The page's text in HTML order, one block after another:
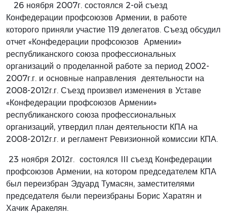
26 ноября 2007г. состоялся 2-ой съезд
Конфедерации профсоюзов Армении, в работе
которого приняли участие 119 делегатов. Съезд обсудил
отчет «Конфедерации профсоюзов Армении»
республиканского союза профессиональных
организаций о проделанной работе за период 2002-
2007г.г. и основные направления деятельности на
2008-2012г.г. Съезд произвел изменения в Уставе
«Конфедерации профсоюзов Армении»
республиканского союза профессиональных
организаций, утвердил план деятельности КПА на
2008-2012г.г. и регламент Ревизионной комиссии КПА.
23 ноября 2012г. состоялся III съезд Конфедерации
профсоюзов Армении, на котором председателем КПА
был переизбран Эдуард Тумасян, заместителями
председателя были переизбраны Борис Харатян и
Хачик Аракелян.